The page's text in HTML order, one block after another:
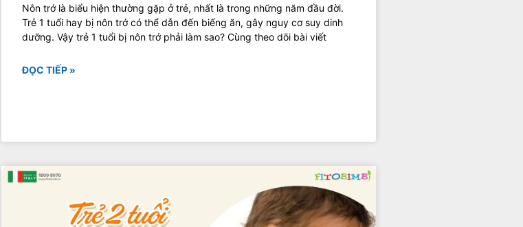
Nôn trớ là biểu hiện thường gặp ở trẻ, nhất là trong những năm đầu đời.
Trẻ 1 tuổi hay bị nôn trớ có thể dẫn đến biếng ăn, gây nguy cơ suy dinh
dưỡng. Vậy trẻ 1 tuổi bị nôn trớ phải làm sao? Cùng theo dõi bài viết
ĐỌC TIẾP »